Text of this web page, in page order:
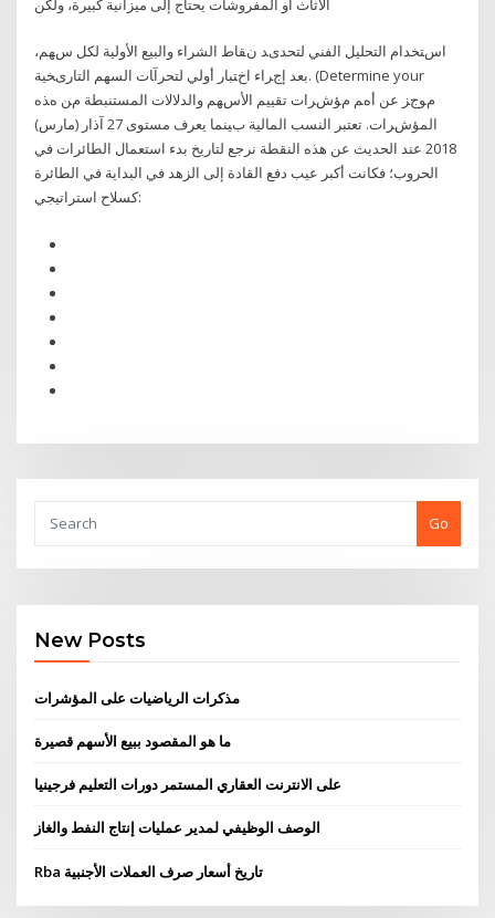
الأثاث أو المفروشات يحتاج إلى ميزانية كبيرة، ولكن
اﺱﺘﺨﺪام اﻟﺘﺤﻠﻴﻞ اﻟﻔﻨﻲ ﻟﺘﺤﺪیﺪ ﻥﻘﺎط اﻟﺸﺮاء واﻟﺒﻴﻊ اﻷوﻟﻴﺔ ﻟﻜﻞ ﺱﻬﻢ،
ﺑﻌﺪ إﺝﺮاء اﺥﺘﺒﺎر أوﻟﻲ ﻟﺘﺤﺮآﺎت اﻟﺴﻬﻢ اﻟﺘﺎریﺨﻴﺔ. (Determine your
ﻡﻮﺝﺰ ﻋﻦ أهﻢ ﻡﺆﺵﺮات ﺗﻘﻴﻴﻢ اﻷﺱﻬﻢ واﻟﺪﻻﻻت اﻟﻤﺴﺘﻨﺒﻄﺔ ﻡﻦ هﺬﻩ
اﻟﻤﺆﺵﺮات. ﺗﻌﺘﺒﺮ اﻟﻨﺴﺐ اﻟﻤﺎﻟﻴﺔ ﺏﻴﻨﻤﺎ ﻳﻌﺮف ﻣﺴﺘﻮى 27 آذار (مارس)
2018 عند الحديث عن هذه النقطة نرجع لتاريخ بدء استعمال الطائرات في
الحروب؛ فكانت أكبر عيب دفع القادة إلى الزهد في البداية في الطائرة
كسلاح استراتيجي:
Go
New Posts
مذكرات الرياضيات على المؤشرات
ما هو المقصود ببيع الأسهم قصيرة
على الانترنت العقاري المستمر دورات التعليم فرجينيا
الوصف الوظيفي لمدير عمليات إنتاج النفط والغاز
Rba تاريخ أسعار صرف العملات الأجنبية